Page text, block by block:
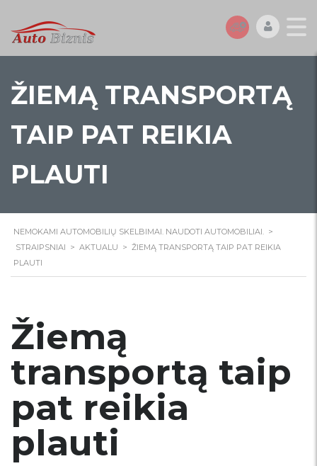
ŽIEMĄ TRANSPORTĄ
TAIP PAT REIKIA
PLAUTI
NEMOKAMI AUTOMOBILIŲ SKELBIMAI. NAUDOTI AUTOMOBILIAI. >
STRAIPSNIAI > AKTUALU > ŽIEMĄ TRANSPORTĄ TAIP PAT REIKIA
PLAUTI
Žiemą
transportą taip
pat reikia
plauti